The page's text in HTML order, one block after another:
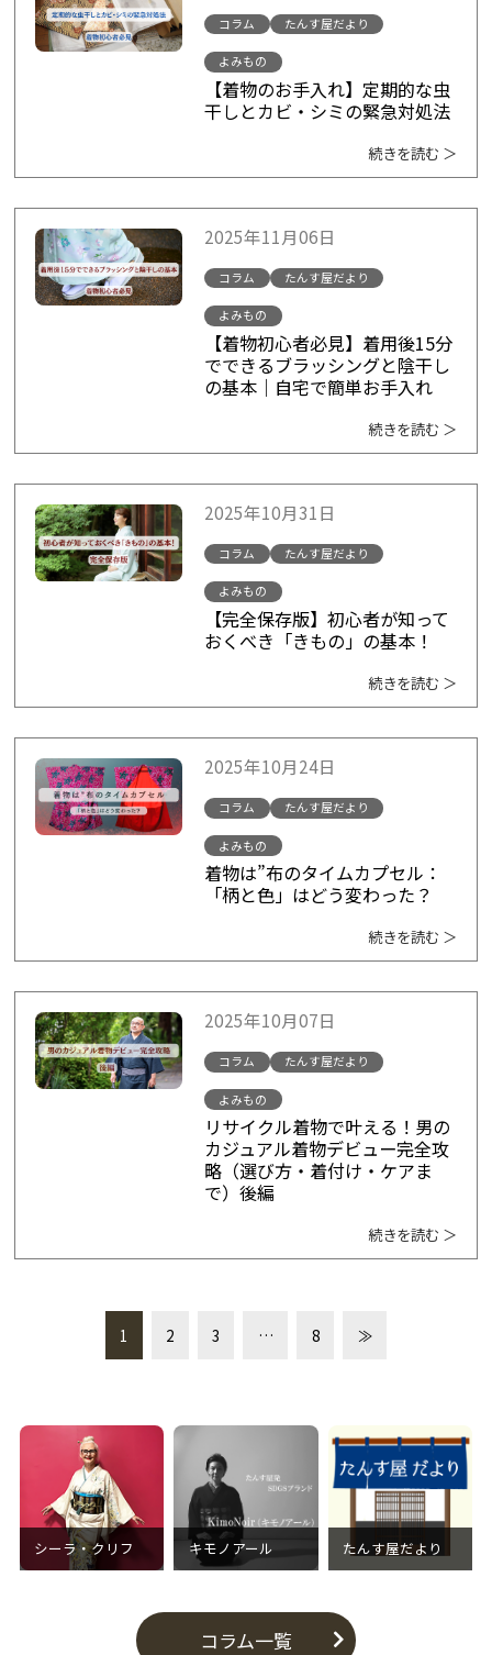
コラム たんす屋だより
よみもの
【着物のお手入れ】定期的な虫
干しとカビ・シミの緊急対処法
続きを読む ＞
2025年11月06日
コラム たんす屋だより
よみもの
【着物初心者必見】着用後15分
でできるブラッシングと陰干し
の基本｜自宅で簡単お手入れ
続きを読む ＞
2025年10月31日
コラム たんす屋だより
よみもの
【完全保存版】初心者が知って
おくべき「きもの」の基本！
続きを読む ＞
2025年10月24日
コラム たんす屋だより
よみもの
着物は”布のタイムカプセル：
「柄と色」はどう変わった？
続きを読む ＞
2025年10月07日
コラム たんす屋だより
よみもの
リサイクル着物で叶える！男の
カジュアル着物デビュー完全攻
略（選び方・着付け・ケアま
で）後編
続きを読む ＞
1 2 3 … 8 ≫
シーラ・クリフ キモノアール たんす屋だより
コラム一覧